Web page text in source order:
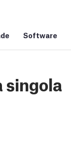
Software
singola